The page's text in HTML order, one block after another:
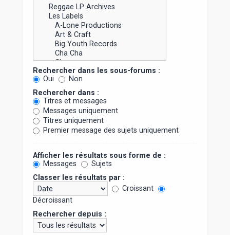
Rechercher dans les sous-forums :
Oui
Non
Rechercher dans :
Titres et messages
Messages uniquement
Titres uniquement
Premier message des sujets uniquement
Afficher les résultats sous forme de :
Messages
Sujets
Classer les résultats par :
Croissant
Décroissant
Rechercher depuis :